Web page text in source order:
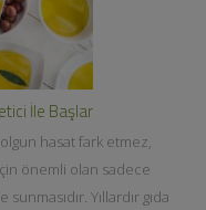
İle Başlar
hasat fark etmez,
önemli olan sadece
Yıllardır gıda